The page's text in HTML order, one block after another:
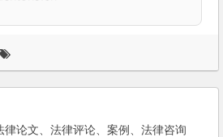
律论文、法律评论、案例、法律咨询